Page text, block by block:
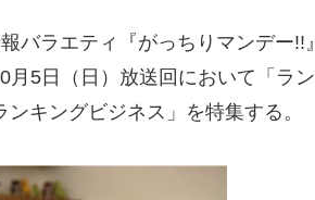
バラエティ『がっちりマンデー!!』
月5日（日）放送回において「ラン
キングビジネス」を特集する。